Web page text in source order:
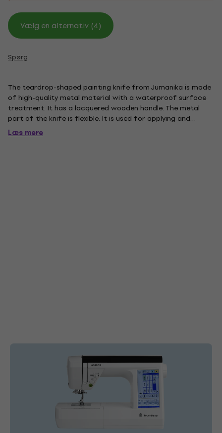
Vælg en alternativ (4)
Spørg
The teardrop-shaped painting knife from Jumanika is made
of high-quality metal material with a waterproof surface
treatment. It has a lacquered wooden handle. The metal
part of the knife is flexible. It is used for applying and
spreading oil, acrylic, tempera paints on the substrate, but
also for the application of various gels, pastes or sealants.
Læs mere